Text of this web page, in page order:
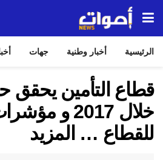
الرئيسية أخبار وطنية جهات
قطاع التأمين يحقق
خلال 2017 و
للقطاع … المزيد